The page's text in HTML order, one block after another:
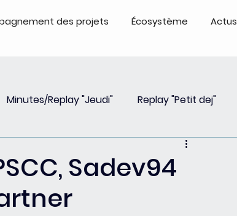
des projets Écosystème Actus
Minutes/Replay "Jeudi" Replay "Petit dej"
Sadev94